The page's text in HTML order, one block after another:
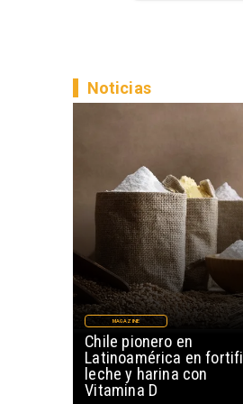
Chile pionero en
Latinoamérica en
leche y harina con
Vitamina D
MAGAZINE
Noticias